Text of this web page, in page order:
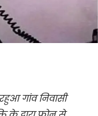
गांव निवासी